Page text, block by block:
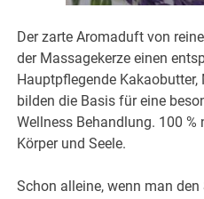
Der zarte Aromaduft von
der Massagekerze einen
Hauptpflegende
bilden die Basis für eine
Wellness Behandlung. 100 %
Körper und Seele.
Schon alleine, wenn man